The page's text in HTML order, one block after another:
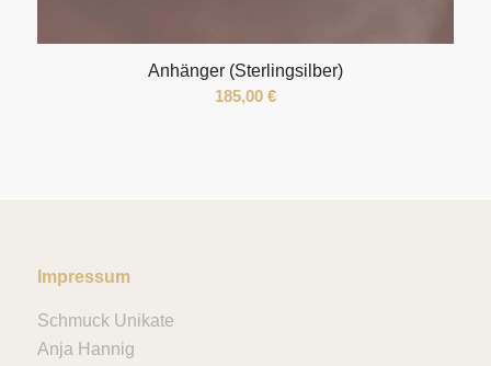
Anhänger (Sterlingsilber)
185,00 €
Impressum
Schmuck Unikate
Anja Hannig